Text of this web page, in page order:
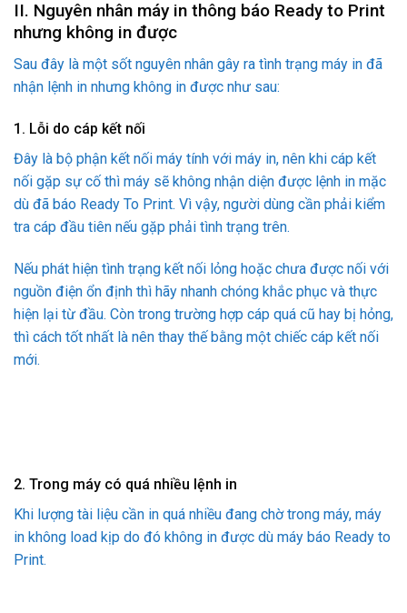
II. Nguyên nhân máy in thông báo Ready to Print
nhưng không in được
Sau đây là một sốt nguyên nhân gây ra tình trạng máy in đã
nhận lệnh in nhưng không in được như sau:
1. Lỗi do cáp kết nối
Đây là bộ phận kết nối máy tính với máy in, nên khi cáp kết
nối gặp sự cố thì máy sẽ không nhận diện được lệnh in mặc
dù đã báo Ready To Print. Vì vậy, người dùng cần phải kiểm
tra cáp đầu tiên nếu gặp phải tình trạng trên.
Nếu phát hiện tình trạng kết nối lỏng hoặc chưa được nối với
nguồn điện ổn định thì hãy nhanh chóng khắc phục và thực
hiện lại từ đầu. Còn trong trường hợp cáp quá cũ hay bị hỏng,
thì cách tốt nhất là nên thay thế bằng một chiếc cáp kết nối
mới.
2. Trong máy có quá nhiều lệnh in
Khi lượng tài liệu cần in quá nhiều đang chờ trong máy, máy
in không load kịp do đó không in được dù máy báo Ready to
Print.